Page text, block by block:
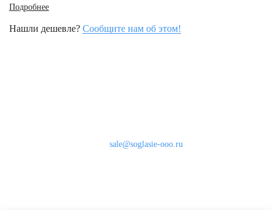
Подробнее
Нашли дешевле? Сообщите нам об этом!
sale@soglasie-ooo.ru